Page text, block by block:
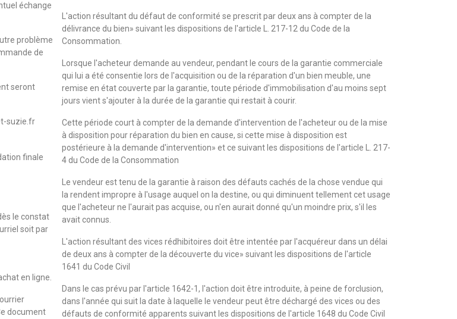
échange
problème
de
seront
suzie.fr
finale
le constat
soit par
en ligne.
document
L'action résultant du défaut de conformité se prescrit par deux ans à compter de la
délivrance du bien» suivant les dispositions de l'article L. 217-12 du Code de la
Consommation.
Lorsque l'acheteur demande au vendeur, pendant le cours de la garantie commerciale
qui lui a été consentie lors de l'acquisition ou de la réparation d'un bien meuble, une
remise en état couverte par la garantie, toute période d'immobilisation d'au moins sept
jours vient s'ajouter à la durée de la garantie qui restait à courir.
Cette période court à compter de la demande d'intervention de l'acheteur ou de la mise
à disposition pour réparation du bien en cause, si cette mise à disposition est
postérieure à la demande d'intervention» et ce suivant les dispositions de l'article L. 217-
4 du Code de la Consommation
Le vendeur est tenu de la garantie à raison des défauts cachés de la chose vendue qui
la rendent impropre à l'usage auquel on la destine, ou qui diminuent tellement cet usage
que l'acheteur ne l'aurait pas acquise, ou n'en aurait donné qu'un moindre prix, s'il les
avait connus.
L'action résultant des vices rédhibitoires doit être intentée par l'acquéreur dans un délai
de deux ans à compter de la découverte du vice» suivant les dispositions de l'article
1641 du Code Civil
Dans le cas prévu par l'article 1642-1, l'action doit être introduite, à peine de forclusion,
dans l'année qui suit la date à laquelle le vendeur peut être déchargé des vices ou des
défauts de conformité apparents suivant les dispositions de l'article 1648 du Code Civil